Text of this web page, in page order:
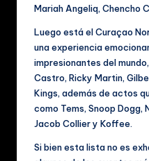
Mariah Angeliq, Chencho
Luego está el Curaçao
una experiencia
impresionantes del
Castro, Ricky Martin,
Kings, además de actos
como Tems, Snoop Dogg,
Jacob Collier y Koffee.
Si bien esta lista no es